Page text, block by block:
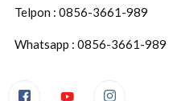
Telpon : 0856-3661-989
Whatsapp : 0856-3661-989